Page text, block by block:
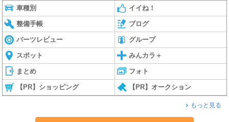
車種別 イイね！
整備手帳 ブログ
パーツレビュー グループ
スポット みんカラ＋
まとめ フォト
【PR】ショッピング 【PR】オークション
もっと見る